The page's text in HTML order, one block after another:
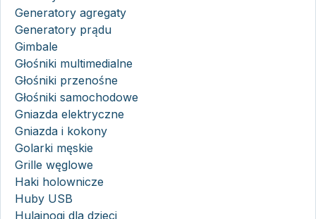
Generatory agregaty
Generatory prądu
Gimbale
Głośniki multimedialne
Głośniki przenośne
Głośniki samochodowe
Gniazda elektryczne
Gniazda i kokony
Golarki męskie
Grille węglowe
Haki holownicze
Huby USB
Hulajnogi dla dzieci